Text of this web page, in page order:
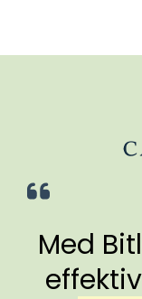
Med